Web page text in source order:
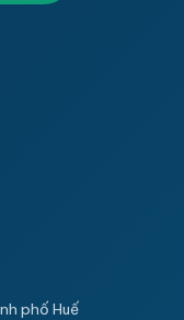
phố Huế